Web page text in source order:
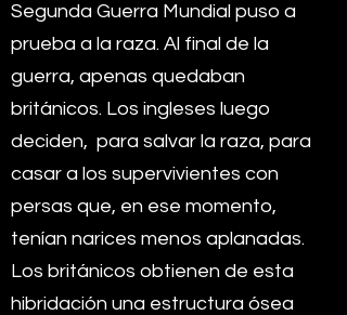
Segunda Guerra Mundial puso a
prueba a la raza. Al final de la
guerra, apenas quedaban
británicos. Los ingleses luego
deciden, para salvar la raza, para
casar a los supervivientes con
persas que, en ese momento,
tenían narices menos aplanadas.
Los británicos obtienen de esta
hibridación una estructura ósea